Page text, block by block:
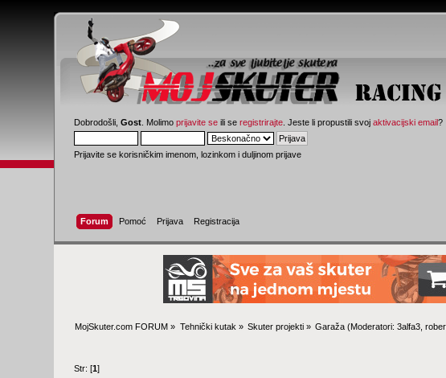
Dobrodošli,Gost . Molimoprijavite se ili seregistrirajte . Jeste li propustili svojaktivacijski email?
Prijavite se korisničkim imenom, lozinkom i duljinom prijave
Forum Pomoć Prijava Registracija
MojSkuter.com FORUM » Tehnički kutak » Skuter projekti » Garaža (Moderatori:3alfa3 ,
Str: [1]